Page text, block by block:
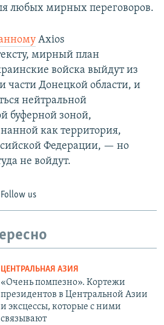
любых мирных переговоров.
Axios
мирный план
войска выйдут из
части Донецкой области, и
нейтральной
буферной зоной,
как территория,
Федерации, — но
не войдут.
Follow us
ЦЕНТРАЛЬНАЯ АЗИЯ
«Очень помпезно». Кортежи
президентов в Центральной Азии
и эксцессы, которые с ними
связывают